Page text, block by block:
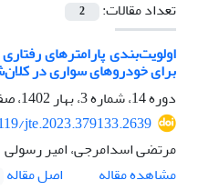
تعداد مقالات:
2
اولویت‌بندی پارامترهای
برای خودروهای سواری در
دوره 14، شماره 3، بهار 1402، صفحه
jte.2023.379133.2639
مرتضی اسدامرجی، امیر رسولی
مشاهده مقاله
اصل مقاله